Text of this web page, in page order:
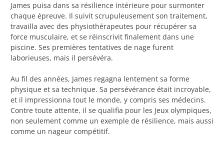
James puisa dans sa résilience intérieure pour surmonter
chaque épreuve. Il suivit scrupuleusement son traitement,
travailla avec des physiothérapeutes pour récupérer sa
force musculaire, et se réinscrivit finalement dans une
piscine. Ses premières tentatives de nage furent
laborieuses, mais il persévéra.
Au fil des années, James regagna lentement sa forme
physique et sa technique. Sa persévérance était incroyable,
et il impressionna tout le monde, y compris ses médecins.
Contre toute attente, il se qualifia pour les Jeux olympiques,
non seulement comme un exemple de résilience, mais aussi
comme un nageur compétitif.